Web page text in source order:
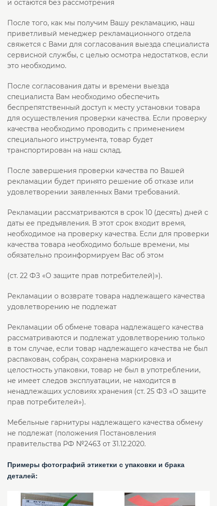
и остаются без рассмотрения
После того, как мы получим Вашу рекламацию, наш
приветливый менеджер рекламационного отдела
свяжется с Вами для согласования выезда специалиста
сервисной службы, с целью осмотра недостатков, если
это необходимо.
После согласования даты и времени выезда
специалиста Вам необходимо обеспечить
беспрепятственный доступ к месту установки товара
для осуществления проверки качества. Если проверку
качества необходимо проводить с применением
специального инструмента, товар будет
транспортирован на наш склад.
После завершения проверки качества по Вашей
рекламации будет принято решение об отказе или
удовлетворении заявленных Вами требований.
Рекламации рассматриваются в срок 10 (десять) дней с
даты ее предъявления. В этот срок входит время,
необходимое на проверку качества. Если для проверки
качества товара необходимо больше времени, мы
обязательно проинформируем Вас об этом
(ст. 22 ФЗ «О защите прав потребителей)»).
Рекламации о возврате товара надлежащего качества
удовлетворению не подлежат
Рекламации об обмене товара надлежащего качества
рассматриваются и подлежат удовлетворению только
в том случае, если товар надлежащего качества не был
распакован, собран, сохранена маркировка и
целостность упаковки, товар не был в употреблении,
не имеет следов эксплуатации, не находится в
ненадлежащих условиях хранения (ст. 25 ФЗ «О защите
прав потребителей»).
Мебельные гарнитуры надлежащего качества обмену
не подлежат (положения Постановления
правительства РФ №2463 от 31.12.2020.
Примеры фотографий этикетки с упаковки и брака
деталей: